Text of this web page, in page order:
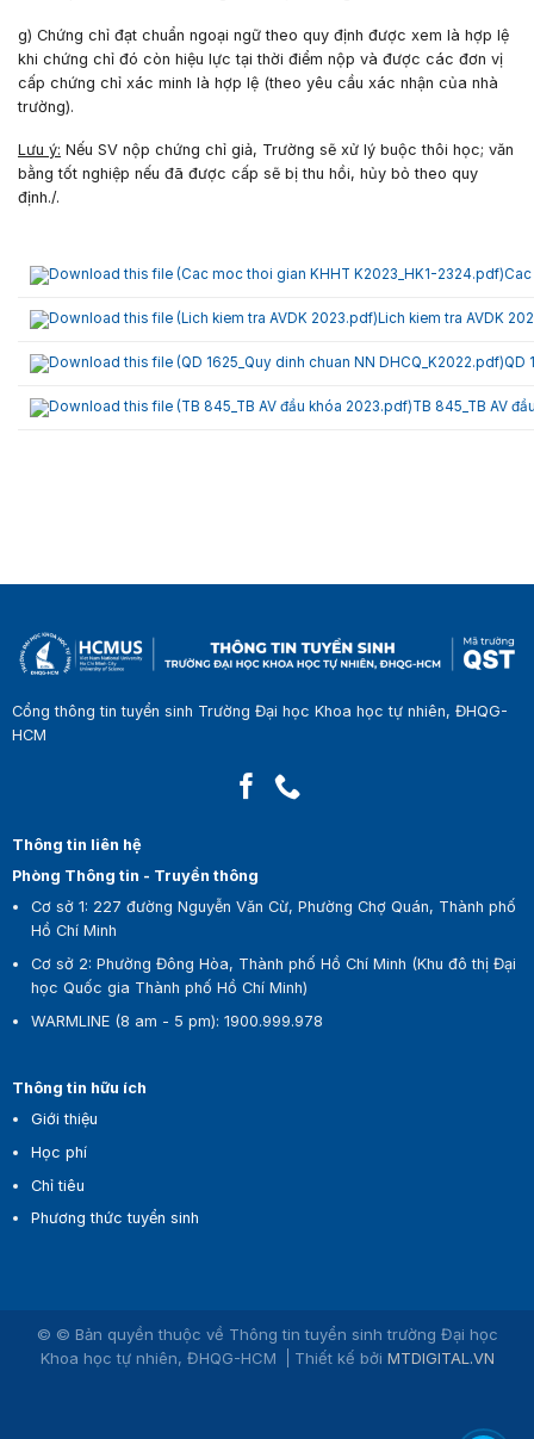
g) Chứng chỉ đạt chuẩn ngoại ngữ theo quy định được xem là hợp lệ
khi chứng chỉ đó còn hiệu lực tại thời điểm nộp và được các đơn vị
cấp chứng chỉ xác minh là hợp lệ (theo yêu cầu xác nhận của nhà
trường).
Lưu ý: Nếu SV nộp chứng chỉ giả, Trường sẽ xử lý buộc thôi học; văn
bằng tốt nghiệp nếu đã được cấp sẽ bị thu hồi, hủy bỏ theo quy
định./.
Lich kiem tra AVDK
QD
TB 845_TB AV
Cổng thông tin tuyển sinh Trường Đại học Khoa học tự nhiên, ĐHQG-
HCM
Thông tin liên hệ
Phòng Thông tin - Truyền thông
Cơ sở 1: 227 đường Nguyễn Văn Cừ, Phường Chợ Quán, Thành phố
Hồ Chí Minh
Cơ sở 2: Phường Đông Hòa, Thành phố Hồ Chí Minh (Khu đô thị Đại
học Quốc gia Thành phố Hồ Chí Minh)
WARMLINE (8 am - 5 pm):1900.999.978
Thông tin hữu ích
Giới thiệu
Học phí
Chỉ tiêu
Phương thức tuyển sinh
© © Bản quyền thuộc về Thông tin tuyển sinh trường Đại học
Khoa học tự nhiên, ĐHQG-HCM
Thiết kế bởi MTDIGITAL.VN